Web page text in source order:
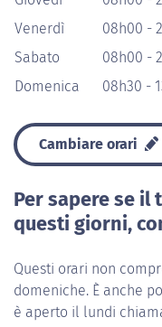
Venerdì
08h00 -
Sabato
08h00 -
Domenica
08h30 -
Cambiare orari
Per sapere se il
questi giorni,
Questi orari non
domeniche. È anche
è aperto il lundi